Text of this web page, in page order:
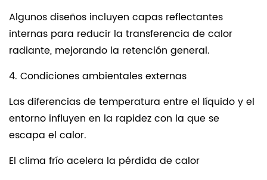
Algunos diseños incluyen capas reflectantes
internas para reducir la transferencia de calor
radiante, mejorando la retención general.
4. Condiciones ambientales externas
Las diferencias de temperatura entre el líquido y el
entorno influyen en la rapidez con la que se
escapa el calor.
El clima frío acelera la pérdida de calor